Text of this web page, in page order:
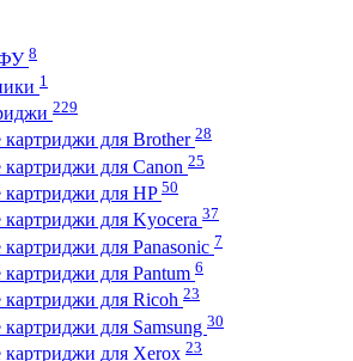
8
1
229
картриджи для Brother 28
для Canon 25
картриджи для HP 50
картриджи для Kyocera 37
для Panasonic 7
для Pantum 6
картриджи для Ricoh 23
для Samsung 30
картриджи для Xerox 23